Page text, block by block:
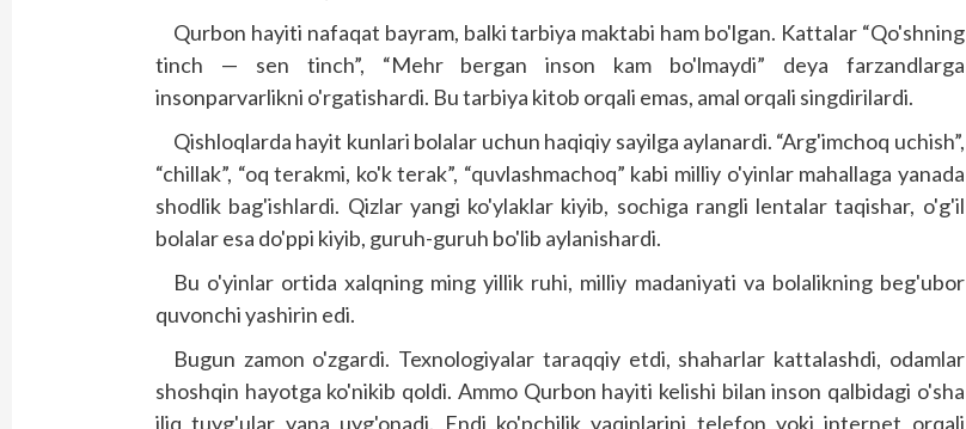
Qurbon hayiti nafaqat bayram, balki tarbiya maktabi ham bo'lgan. Kattalar “Qo'shning
tinch — sen tinch”, “Mehr bergan inson kam bo'lmaydi” deya farzandlarga
insonparvarlikni o'rgatishardi. Bu tarbiya kitob orqali emas, amal orqali singdirilardi.
Qishloqlarda hayit kunlari bolalar uchun haqiqiy sayilga aylanardi. “Arg'imchoq uchish”,
“chillak”, “oq terakmi, ko'k terak”, “quvlashmachoq” kabi milliy o'yinlar mahallaga yanada
shodlik bag'ishlardi. Qizlar yangi ko'ylaklar kiyib, sochiga rangli lentalar taqishar, o'g'il
bolalar esa do'ppi kiyib, guruh-guruh bo'lib aylanishardi.
Bu o'yinlar ortida xalqning ming yillik ruhi, milliy madaniyati va bolalikning beg'ubor
quvonchi yashirin edi.
Bugun zamon o'zgardi. Texnologiyalar taraqqiy etdi, shaharlar kattalashdi, odamlar
shoshqin hayotga ko'nikib qoldi. Ammo Qurbon hayiti kelishi bilan inson qalbidagi o'sha
iliq tuyg'ular yana uyg'onadi. Endi ko'pchilik yaqinlarini telefon yoki internet orqali